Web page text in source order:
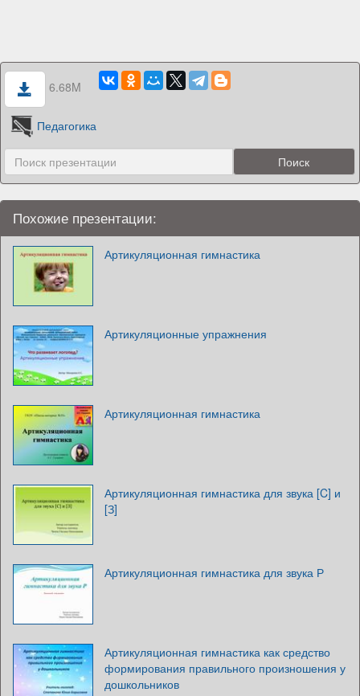
6.68M
Педагогика
Похожие презентации:
Артикуляционная гимнастика
Артикуляционные упражнения
Артикуляционная гимнастика
Артикуляционная гимнастика для звука [C] и
[З]
Артикуляционная гимнастика для звука Р
Артикуляционная гимнастика как средство
формирования правильного произношения у
дошкольников